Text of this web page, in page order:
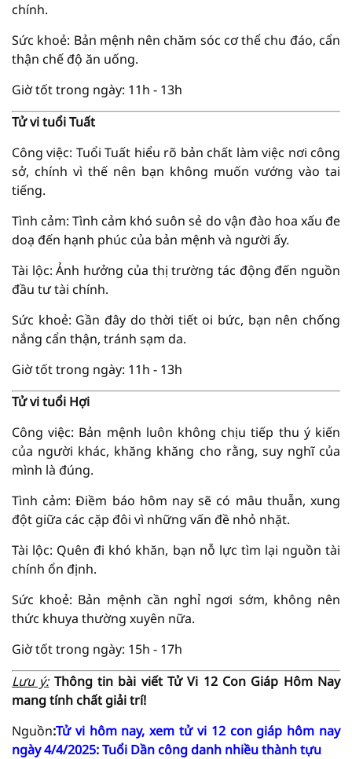
chính.
Sức khoẻ: Bản mệnh nên chăm sóc cơ thể chu đáo, cẩn
thận chế độ ăn uống.
Giờ tốt trong ngày: 11h - 13h
Tử vi tuổi Tuất
Công việc: Tuổi Tuất hiểu rõ bản chất làm việc nơi công
sở, chính vì thế nên bạn không muốn vướng vào tai
tiếng.
Tình cảm: Tình cảm khó suôn sẻ do vận đào hoa xấu đe
doạ đến hạnh phúc của bản mệnh và người ấy.
Tài lộc: Ảnh hưởng của thị trường tác động đến nguồn
đầu tư tài chính.
Sức khoẻ: Gần đây do thời tiết oi bức, bạn nên chống
nắng cẩn thận, tránh sạm da.
Giờ tốt trong ngày: 11h - 13h
Tử vi tuổi Hợi
Công việc: Bản mệnh luôn không chịu tiếp thu ý kiến
của người khác, khăng khăng cho rằng, suy nghĩ của
mình là đúng.
Tình cảm: Điềm báo hôm nay sẽ có mâu thuẫn, xung
đột giữa các cặp đôi vì những vấn đề nhỏ nhặt.
Tài lộc: Quên đi khó khăn, bạn nỗ lực tìm lại nguồn tài
chính ổn định.
Sức khoẻ: Bản mệnh cần nghỉ ngơi sớm, không nên
thức khuya thường xuyên nữa.
Giờ tốt trong ngày: 15h - 17h
Lưu ý:Thông tin bài viết Tử Vi 12 Con Giáp Hôm Nay
mang tính chất giải trí!
Nguồn:Tử vi hôm nay, xem tử vi 12 con giáp hôm nay
ngày 4/4/2025: Tuổi Dần công danh nhiều thành tựu